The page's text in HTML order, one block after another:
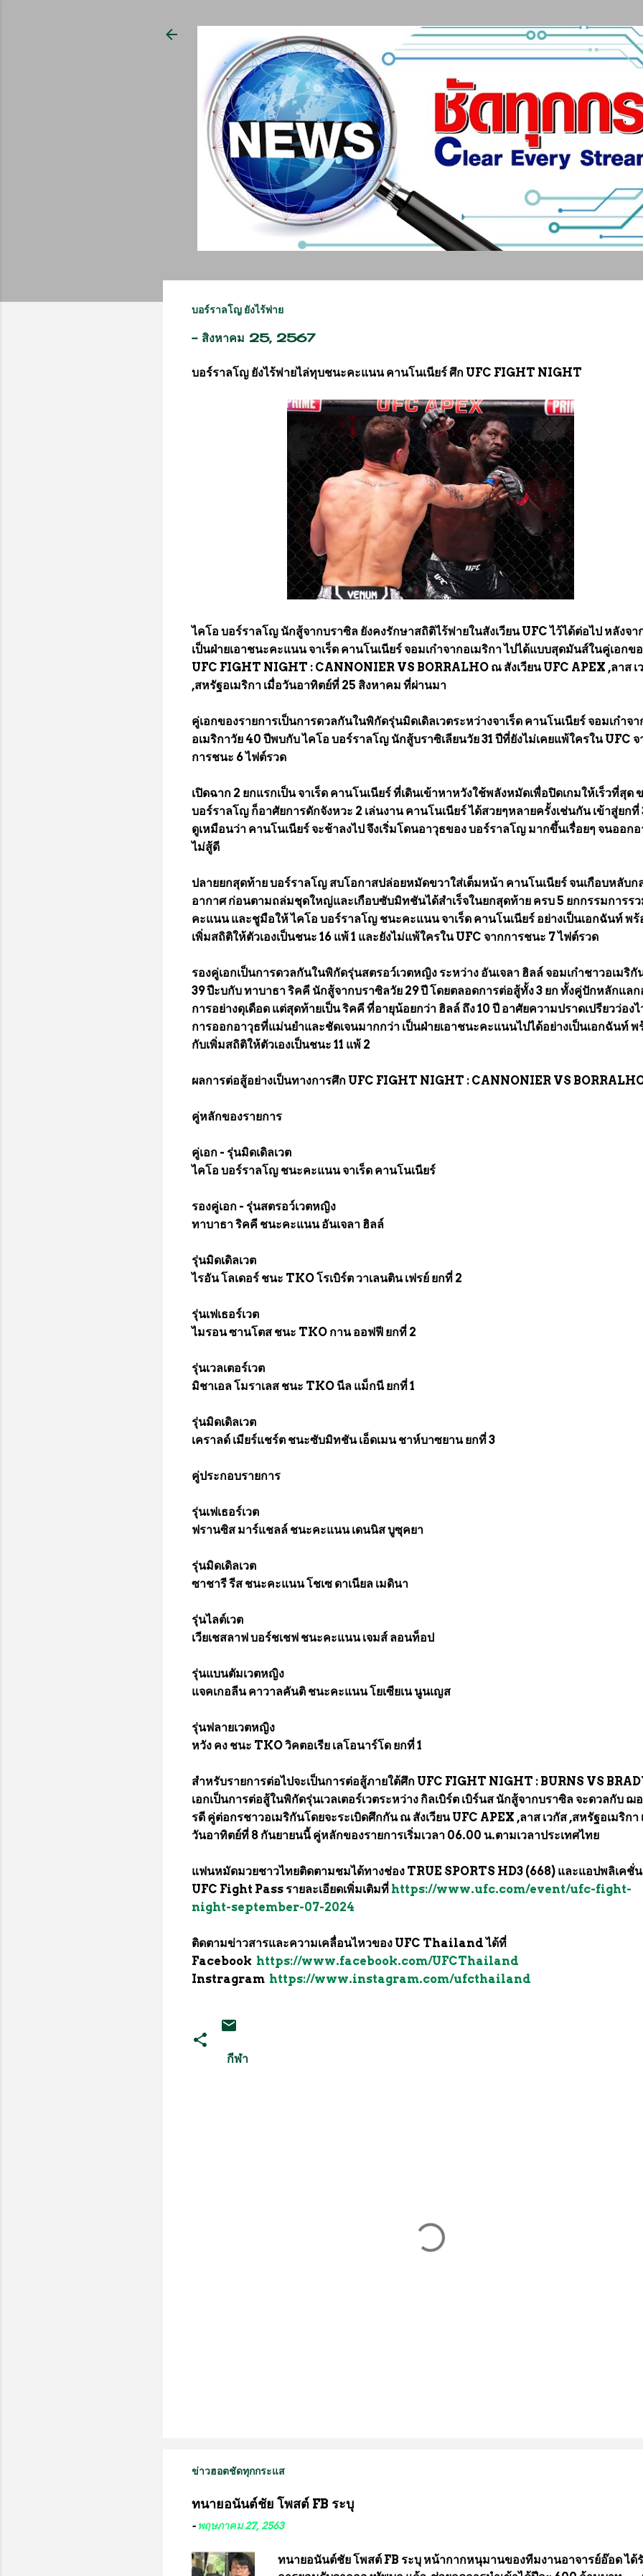
บอร์ราลโญ ยังไร้พ่าย
- สิงหาคม 25, 2567
บอร์ราลโญ ยังไร้พ่ายไล่ทุบชนะคะแนน คานโนเนียร์ ศึก UFC FIGHT NIGHT
ไคโอ บอร์ราลโญ นักสู้จากบราซิล ยังคงรักษาสถิติไร้พ่ายในสังเวียน UFC ไว้ได้ต่อไป หลังจา
เป็นฝ่ายเอาชนะคะแนน จาเร็ด คานโนเนียร์ จอมเก๋าจากอเมริกา ไปได้แบบสุดมันส์ในคู่เอกข
UFC FIGHT NIGHT : CANNONIER VS BORRALHO ณ สังเวียน UFC APEX ,ลาส เ
,สหรัฐอเมริกา เมื่อวันอาทิตย์ที่ 25 สิงหาคม ที่ผ่านมา
คู่เอกของรายการเป็นการดวลกันในพิกัดรุ่นมิดเดิลเวตระหว่างจาเร็ด คานโนเนียร์ จอมเก๋าจา
อเมริกาวัย 40 ปีพบกับ ไคโอ บอร์ราลโญ นักสู้บราซิเลียนวัย 31 ปีที่ยังไม่เคยแพ้ใครใน UFC จ
การชนะ 6 ไฟต์รวด
เปิดฉาก 2 ยกแรกเป็น จาเร็ด คานโนเนียร์ ที่เดินเข้าหาหวังใช้พลังหมัดเพื่อปิดเกมให้เร็วที่สุด
บอร์ราลโญ ก็อาศัยการดักจังหวะ 2 เล่นงาน คานโนเนียร์ ได้สวยๆหลายครั้งเช่นกัน เข้าสู่ยกที่
ดูเหมือนว่า คานโนเนียร์ จะช้าลงไป จึงเริ่มโดนอาวุธของ บอร์ราลโญ มากขึ้นเรื่อยๆ จนออก
ไม่สู้ดี
ปลายยกสุดท้าย บอร์ราลโญ สบโอกาสปล่อยหมัดขวาใส่เต็มหน้า คานโนเนียร์ จนเกือบหลับก
อากาศ ก่อนตามถล่มชุดใหญ่และเกือบซับมิทชันได้สำเร็จในยกสุดท้าย ครบ 5 ยกกรรมการร
คะแนน และชูมือให้ ไคโอ บอร์ราลโญ ชนะคะแนน จาเร็ด คานโนเนียร์ อย่างเป็นเอกฉันท์ พ
เพิ่มสถิติให้ตัวเองเป็นชนะ 16 แพ้ 1 และยังไม่แพ้ใครใน UFC จากการชนะ 7 ไฟต์รวด
รองคู่เอกเป็นการดวลกันในพิกัดรุ่นสตรอว์เวตหญิง ระหว่าง อันเจลา ฮิลล์ จอมเก๋าชาวอเมริกั
39 ปีะบกับ ทาบาธา ริคคี นักสู้จากบราซิลวัย 29 ปี โดยตลอดการต่อสู้ทั้ง 3 ยก ทั้งคู่ปักหลักแลก
การอย่างดุเดือด แต่สุดท้ายเป็น ริคคี ที่อายุน้อยกว่า ฮิลล์ ถึง 10 ปี อาศัยความปราดเปรียวว่องไ
การออกอาวุธที่แม่นยำและชัดเจนมากกว่า เป็นฝ่ายเอาชนะคะแนนไปได้อย่างเป็นเอกฉันท์ พ
กับเพิ่มสถิติให้ตัวเองเป็นชนะ 11 แพ้ 2
ผลการต่อสู้อย่างเป็นทางการศึก UFC FIGHT NIGHT : CANNONIER VS
คู่หลักของรายการ
คู่เอก - รุ่นมิดเดิลเวต
ไคโอ บอร์ราลโญ ชนะคะแนน จาเร็ด คานโนเนียร์
รองคู่เอก - รุ่นสตรอว์เวตหญิง
ทาบาธา ริคคี ชนะคะแนน อันเจลา ฮิลล์
รุ่นมิดเดิลเวต
ไรอัน โลเดอร์ ชนะ TKO โรเบิร์ต วาเลนติน เฟรย์ ยกที่ 2
รุ่นเฟเธอร์เวต
ไมรอน ซานโตส ชนะ TKO กาน ออฟฟี ยกที่ 2
รุ่นเวลเตอร์เวต
มิชาเอล โมราเลส ชนะ TKO นีล แม็กนี ยกที่ 1
รุ่นมิดเดิลเวต
เคราลด์ เมียร์แชร์ต ชนะซับมิทชัน เอ็ดเมน ชาห์บาซยาน ยกที่ 3
คู่ประกอบรายการ
รุ่นเฟเธอร์เวต
ฟรานซิส มาร์แชลล์ ชนะคะแนน เดนนิส บูซุคยา
รุ่นมิดเดิลเวต
ซาชารี รีส ชนะคะแนน โชเซ ดาเนียล เมดินา
รุ่นไลต์เวต
เวียเชสลาฟ บอร์ชเชฟ ชนะคะแนน เจมส์ ลอนท็อป
รุ่นแบนตัมเวตหญิง
แจคเกอลีน คาวาลคันติ ชนะคะแนน โยเซียเน นูนเญส
รุ่นฟลายเวตหญิง
หวัง คง ชนะ TKO วิคตอเรีย เลโอนาร์โด ยกที่ 1
สำหรับรายการต่อไปจะเป็นการต่อสู้ภายใต้ศึก UFC FIGHT NIGHT : BURNS VS
เอกเป็นการต่อสู้ในพิกัดรุ่นเวลเตอร์เวตระหว่าง กิลเบิร์ต เบิร์นส นักสู้จากบราซิล จะดวลกับ ฌ
รดี คู่ต่อกรชาวอเมริกันโดยจะระเบิดศึกกัน ณ สังเวียน UFC APEX ,ลาส เวกัส ,สหรัฐอเมริกา
วันอาทิตย์ที่ 8 กันยายนนี้ คู่หลักของรายการเริ่มเวลา 06.00 น.ตามเวลาประเทศไทย
แฟนหมัดมวยชาวไทยติดตามชมได้ทางช่อง TRUE SPORTS HD3 (668) และแอปพลิเคชั่น
UFC Fight Pass รายละเอียดเพิ่มเติมที่ https://www.ufc.com/event/ufc-fight-
night-september-07-2024
ติดตามข่าวสารและความเคลื่อนไหวของ UFC Thailand ได้ที่
Facebook https://www.facebook.com/UFCThailand
Instragram https://www.instagram.com/ufcthailand
กีฬา
ข่าวฮอตชัดทุกกระแส
ทนายอนันต์ชัย โพสต์ FB ระบุ
- พฤษภาคม 27, 2563
ทนายอนันต์ชัย โพสต์ FB ระบุ หน้ากากหนุมานของทีมงานอาจารย์อ๊อด ได้